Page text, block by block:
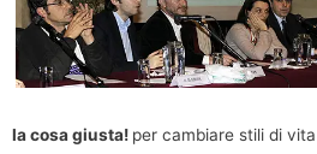
la cosa giusta! per cambiare stili di